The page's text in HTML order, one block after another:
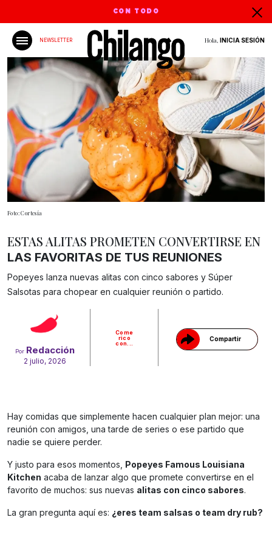
CON TODO
NEWSLETTER Hola, INICIA SESIÓN
Foto: Cortesía
Por Redacción
2 julio, 2026
Come
rico
con...
Compartir
Gracias!
ESTAS ALITAS PROMETEN CONVERTIRSE EN
LAS FAVORITAS DE TUS REUNIONES
Popeyes lanza nuevas alitas con cinco sabores y Súper
Salsotas para chopear en cualquier reunión o partido.
Hay comidas que simplemente hacen cualquier plan mejor: una
reunión con amigos, una tarde de series o ese partido que
nadie se quiere perder.
Y justo para esos momentos, Popeyes Famous Louisiana
Kitchen acaba de lanzar algo que promete convertirse en el
favorito de muchos: sus nuevas alitas con cinco sabores.
La gran pregunta aquí es: ¿eres team salsas o team dry rub?